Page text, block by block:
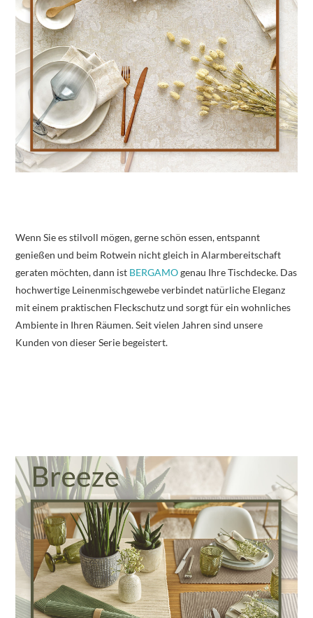
Wenn Sie es stilvoll mögen, gerne schön essen, entspannt
genießen und beim Rotwein nicht gleich in Alarmbereitschaft
geraten möchten, dann ist BERGAMOgenau Ihre Tischdecke. Das
hochwertige Leinenmischgewebe verbindet natürliche Eleganz
mit einem praktischen Fleckschutz und sorgt für ein wohnliches
Ambiente in Ihren Räumen. Seit vielen Jahren sind unsere
Kunden von dieser Serie begeistert.